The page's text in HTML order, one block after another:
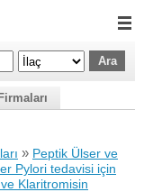
» Peptik Ülser ve
Pylori tedavisi için
Klaritromisin